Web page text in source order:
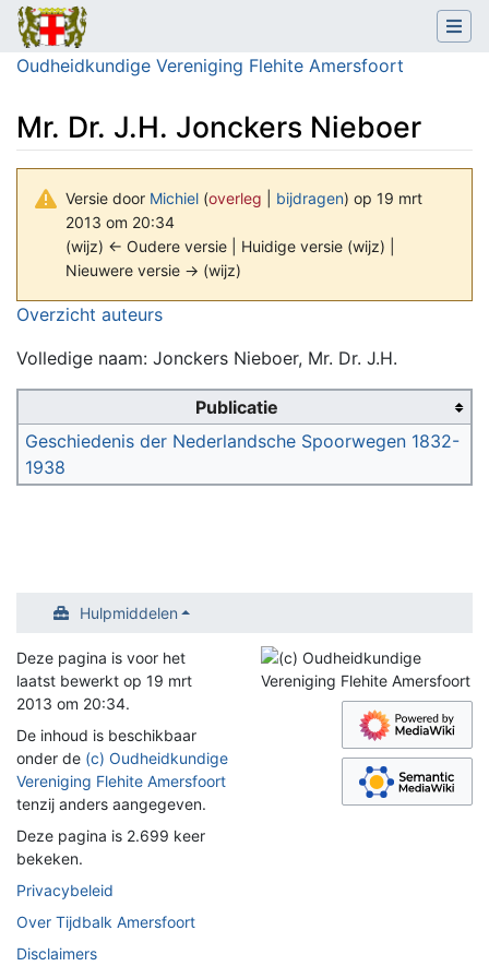
Oudheidkundige Vereniging Flehite Amersfoort
Mr. Dr. J.H. Jonckers Nieboer
Versie door Michiel (overleg bijdragen) op 19 mrt
2013 om 20:34
(wijz) ← Oudere versie | Huidige versie (wijz) |
Nieuwere versie → (wijz)
Ga naar:navigatie,
Overzicht auteurs
Volledige naam: Jonckers Nieboer, Mr. Dr. J.H.
Publicatie
Geschiedenis der Nederlandsche Spoorwegen 1832-
1938
Hulpmiddelen
Deze pagina is voor het
laatst bewerkt op 19 mrt
2013 om 20:34.
De inhoud is beschikbaar
onder de (c) Oudheidkundige
Vereniging Flehite Amersfoort
tenzij anders aangegeven.
Deze pagina is 2.699 keer
bekeken.
Privacybeleid
Over Tijdbalk Amersfoort
Disclaimers